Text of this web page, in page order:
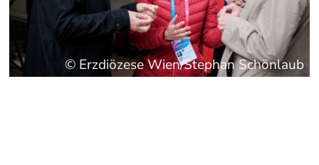
© Erzdiözese Wien/Stephan Schönlaub